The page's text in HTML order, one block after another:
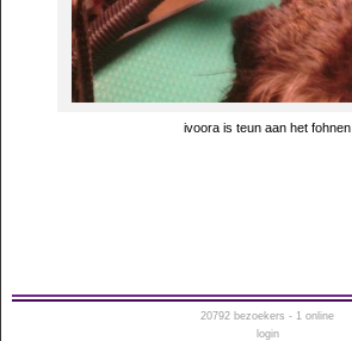
ivoora is teun aan het fohnen
20792 bezoekers - 1 online
login